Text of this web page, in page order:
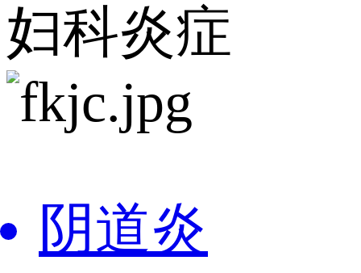
妇科炎症
阴道炎